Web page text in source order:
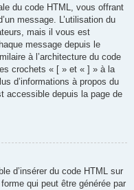
du code HTML, vous offrant
message. L’utilisation du
mais il vous est
message depuis le
à l’architecture du code
crochets « [ » et « ] » à la
d’informations à propos du
accessible depuis la page de
d’insérer du code HTML sur
qui peut être générée par